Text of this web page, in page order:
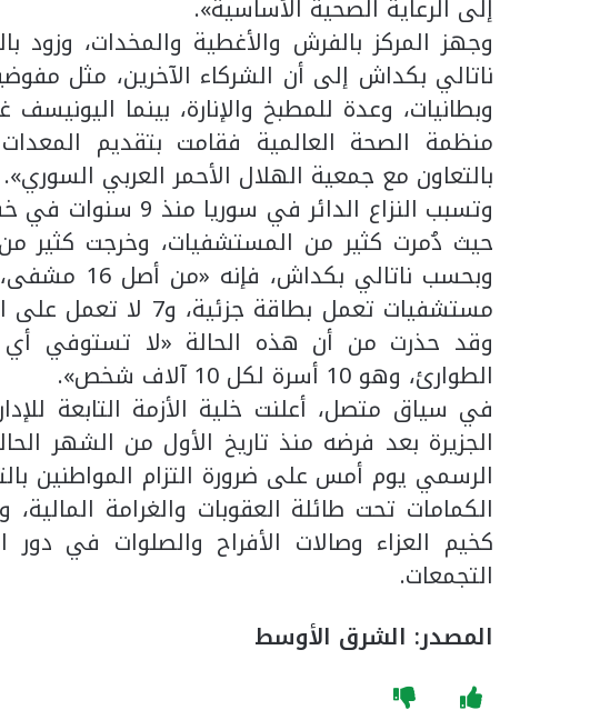
إلى الرعاية الصحية الأساسية».
وجهز المركز بالفرش والأغطية والمخدات، وزود
ناتالي بكداش إلى أن الشركاء الآخرين، مثل
وبطانيات، وعدة للمطبخ والإنارة، بينما
منظمة الصحة العالمية فقامت بتقديم المعدات
بالتعاون مع جمعية الهلال الأحمر العربي السوري».
وتسبب النزاع
حيث دُمرت كثير من المستشفيات، وخرجت كثير من
مستشفيات تعمل
وقد حذرت من أن هذه الحالة «لا تستوفي
الطوارئ، وهو 10 أسرة لكل 10 آلاف شخص».
في سياق متصل، أعلنت خلية الأزمة التابعة
الجزيرة بعد فرضه منذ تاريخ الأول من الشهر
الرسمي يوم أمس على ضرورة التزام المواطنين
الكمامات تحت طائلة العقوبات والغرامة
كخيم العزاء وصالات الأفراح والصلوات في دور
التجمعات.
المصدر: الشرق الأوسط